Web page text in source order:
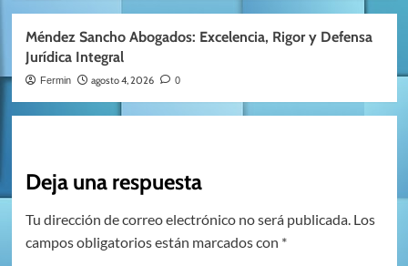
Méndez Sancho Abogados: Excelencia, Rigor y Defensa
Jurídica Integral
Fermin agosto 4, 2026 0
Deja una respuesta
Tu dirección de correo electrónico no será publicada. Los
campos obligatorios están marcados con *